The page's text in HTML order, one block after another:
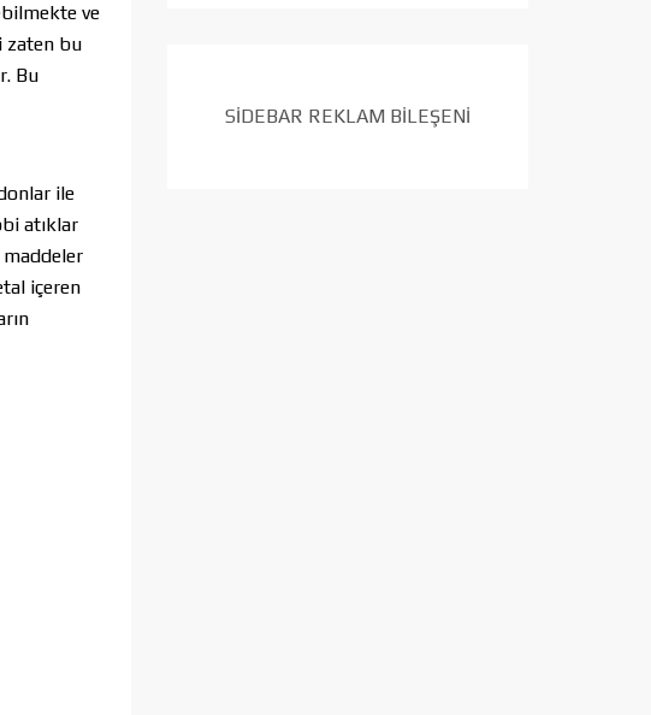
ve
zaten bu
Bu
ile
atıklar
içeren
SİDEBAR REKLAM BİLEŞENİ